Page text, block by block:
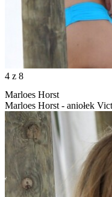
4 z 8
Marloes Horst
Marloes Horst - aniołek